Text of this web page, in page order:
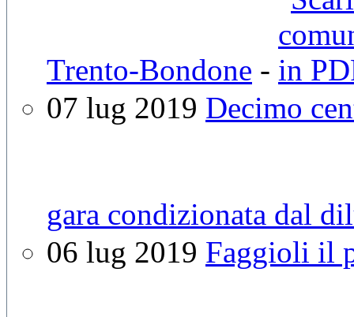
Trento-Bondone -
07 lug 2019 Decimo
gara condizionata dal
06 lug 2019 Faggioli il